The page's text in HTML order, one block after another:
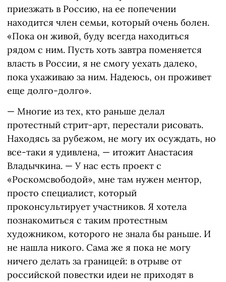
приезжать в Россию, на ее попечении
находится член семьи, который очень болен.
«Пока он живой, буду всегда находиться
рядом с ним. Пусть хоть завтра поменяется
власть в России, я не смогу уехать далеко,
пока ухаживаю за ним. Надеюсь, он проживет
еще долго-долго».
— Многие из тех, кто раньше делал
протестный стрит-арт, перестали рисовать.
Находясь за рубежом, не могу их осуждать, но
все-таки я удивлена, — итожит Анастасия
Владычкина. — У нас есть проект с
«Роскомсвободой», мне там нужен ментор,
просто специалист, который
проконсультирует участников. Я хотела
познакомиться с таким протестным
художником, которого не знала бы раньше. И
не нашла никого. Сама же я пока не могу
ничего делать за границей: в отрыве от
российской повестки идеи не приходят в